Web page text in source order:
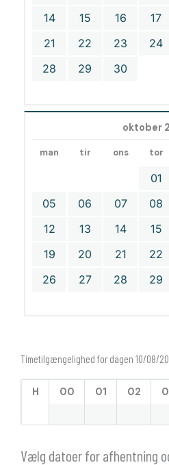
14
15 16 17
21
22 23 24
28
29 30
oktober
man tir ons tor
01
05
06 07 08
12
13 14 15
19
20 21 22
26
27 28 29
Timetilgængelighed for dagen 10/08/
H 00 01 02
Vælg datoer for afhentning